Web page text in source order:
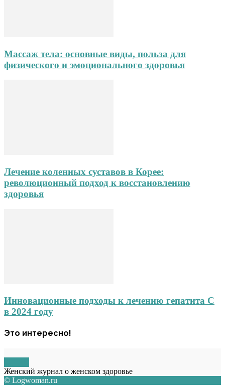
Массаж тела: основные виды, польза для
физического и эмоционального здоровья
Лечение коленных суставов в Корее:
революционный подход к восстановлению
здоровья
Инновационные подходы к лечению гепатита С
в 2024 году
Это интересно!
Женский журнал о женском здоровье
© Logwoman.ru